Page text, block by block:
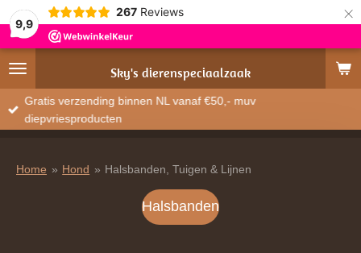
9,9
267 Reviews ×
Sky's dierenspeciaalzaak
Gratis verzending binnen NL vanaf €50,- muv
diepvriesproducten
Home » Hond » Halsbanden, Tuigen & Lijnen
Halsbanden